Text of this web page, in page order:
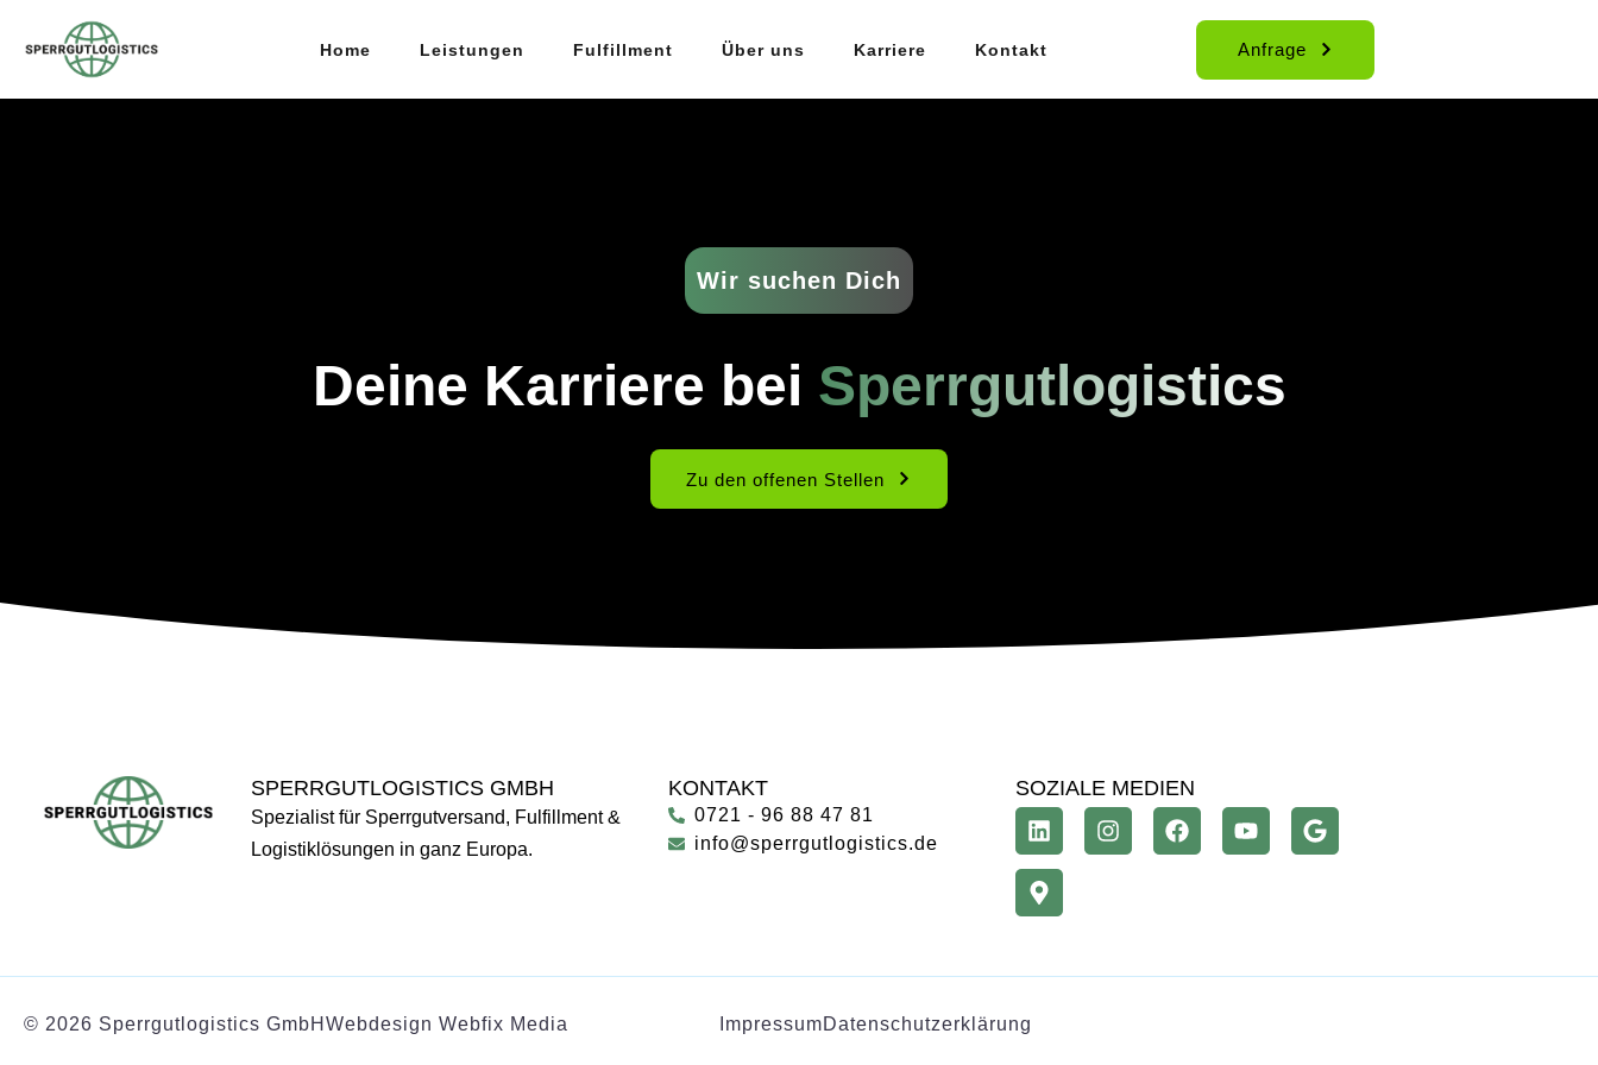
Home Leistungen Fulfillment Über uns Karriere Kontakt Anfrage
Wir suchen Dich
Deine Karriere bei Sperrgutlogistics
Zu den offenen Stellen
SPERRGUTLOGISTICS GMBH
Spezialist für Sperrgutversand, Fulfillment &
Logistiklösungen in ganz Europa.
KONTAKT
0721 - 96 88 47 81
info@sperrgutlogistics.de
SOZIALE MEDIEN
© 2026 Sperrgutlogistics GmbH Webdesign Webfix Media ImpressumDatenschutzerklärung